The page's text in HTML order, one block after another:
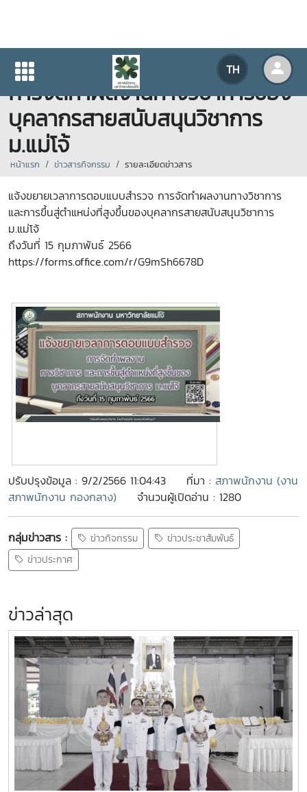
TH
ขยายเวลาการตอบแบบสำรวจ
การจัดทำผลงานทางวิชาการของ
บุคลากรสายสนับสนุนวิชาการ
ม.แม่โจ้
หน้าแรก ข่าวสารกิจกรรม รายละเอียดข่าวสาร
แจ้งขยายเวลาการตอบแบบสำรวจ การจัดทำผลงานทางวิชาการ
และการขึ้นสู่ตำแหน่งที่สูงขึ้นของบุคลากรสายสนับสนุนวิชาการ
ม.แม่โจ้
ถึงวันที่ 15 กุมภาพันธ์ 2566
https://forms.office.com/r/G9mSh6678D
ปรับปรุงข้อมูล : 9/2/2566 11:04:43 ที่มา : สภาพนักงาน (งาน
สภาพนักงาน กองกลาง)
จำนวนผู้เปิดอ่าน : 1280
กลุ่มข่าวสาร : ข่าวกิจกรรม
ข่าวประชาสัมพันธ์
ข่าวประกาศ
ข่าวล่าสุด